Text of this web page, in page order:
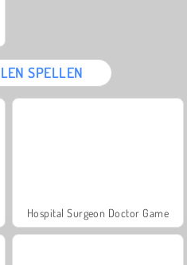
SPELLEN
Hospital Surgeon Doctor Game